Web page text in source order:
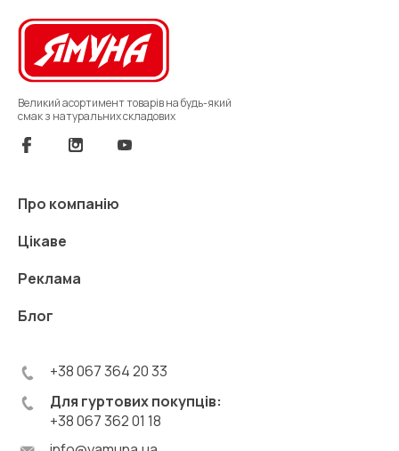
Великий асортимент товарів на будь-який
смак з натуральних складових
+38 067 364 20 33
Для гуртових покупців:
+38 067 362 01 18
Про компанію
Цікаве
Реклама
Блог